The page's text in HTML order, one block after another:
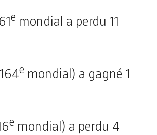
e mondial a perdu 11
e mondial) a gagné 1
e mondial) a perdu 4